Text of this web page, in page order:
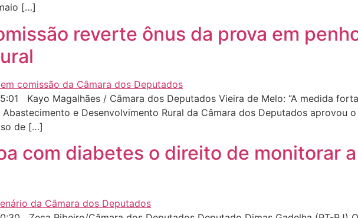
[…]
reverte ônus da prova em
Kayo Magalhães / Câmara dos Deputados Vieira de Melo: “A medida
e Desenvolvimento Rural da Câmara dos Deputados aprovou
de […]
com diabetes o direito de monitorar